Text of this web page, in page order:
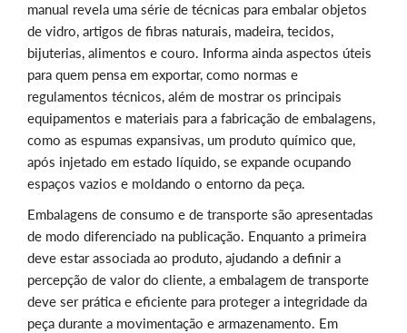
manual revela uma série de técnicas para embalar objetos
de vidro, artigos de fibras naturais, madeira, tecidos,
bijuterias, alimentos e couro. Informa ainda aspectos úteis
para quem pensa em exportar, como normas e
regulamentos técnicos, além de mostrar os principais
equipamentos e materiais para a fabricação de embalagens,
como as espumas expansivas, um produto químico que,
após injetado em estado líquido, se expande ocupando
espaços vazios e moldando o entorno da peça.
Embalagens de consumo e de transporte são apresentadas
de modo diferenciado na publicação. Enquanto a primeira
deve estar associada ao produto, ajudando a definir a
percepção de valor do cliente, a embalagem de transporte
deve ser prática e eficiente para proteger a integridade da
peça durante a movimentação e armazenamento. Em